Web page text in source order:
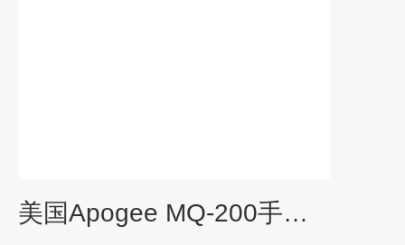
美国Apogee MQ-200手持式光合有效辐射计